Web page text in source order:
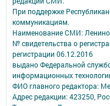
При поддержке
коммуникациям.
Наименование СМИ:
№ свидетельства о
регистрации 06.12.2016
выдано Федеральной
информационных
ФИО главного редактора:
Адрес редакции: 423250,